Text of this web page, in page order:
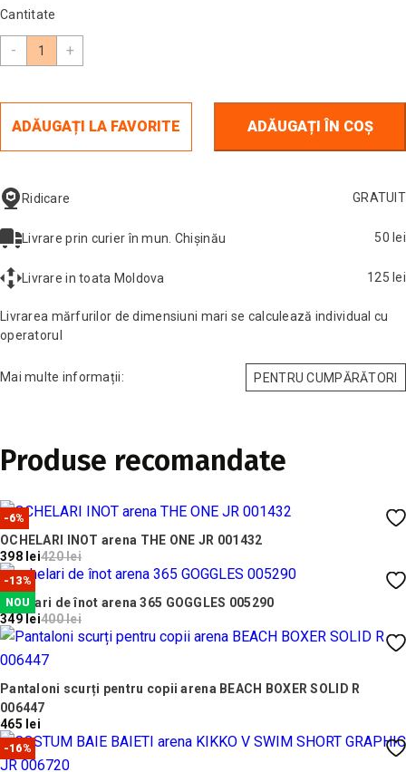
Cantitate
- +
ADĂUGAȚI LA FAVORITE ADĂUGAȚI ÎN COȘ
Ridicare GRATUIT
Livrare prin curier în mun. Chișinău 50 lei
Livrare in toata Moldova 125 lei
Livrarea mărfurilor de dimensiuni mari se calculează individual cu
operatorul
Mai multe informații: PENTRU CUMPĂRĂTORI
Produse recomandate
-6%
OCHELARI INOT arena THE ONE JR 001432
398 lei420 lei
-13%
NOU
ochelari de înot arena 365 GOGGLES 005290
349 lei400 lei
Pantaloni scurți pentru copii arena BEACH BOXER SOLID R
006447
465 lei
-16%